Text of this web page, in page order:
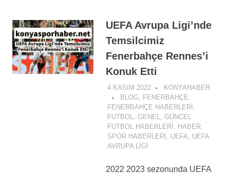
UEFA Avrupa Ligi’nde
Temsilcimiz
Fenerbahçe Rennes’i
Konuk Etti
4 KASIM 2022
KONYAHABER
BLOG
FENERBAHÇE
FENERBAHÇE HABERLERI
FUTBOL
GENEL
GÜNCEL
FUTBOL HABERLERI
HABER,
SPOR HABERLERI
UEFA
UEFA
AVRUPA LIGI
2022 2023 sezonunda UEFA